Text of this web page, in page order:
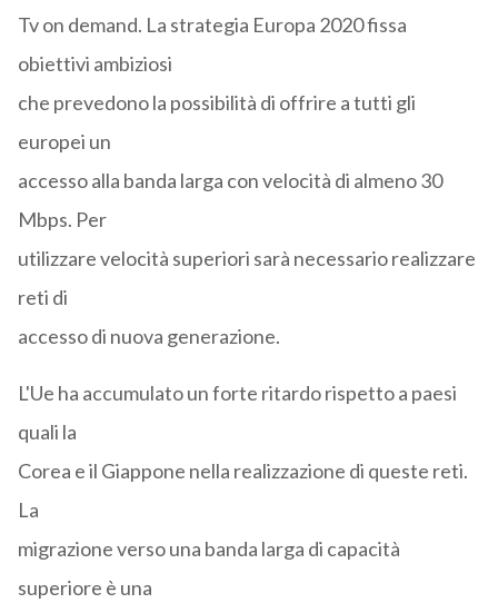
Tv on demand. La strategia Europa 2020 fissa
obiettivi ambiziosi
che prevedono la possibilità di offrire a tutti gli
europei un
accesso alla banda larga con velocità di almeno 30
Mbps. Per
utilizzare velocità superiori sarà necessario realizzare
reti di
accesso di nuova generazione.
L'Ue ha accumulato un forte ritardo rispetto a paesi
quali la
Corea e il Giappone nella realizzazione di queste reti.
La
migrazione verso una banda larga di capacità
superiore è una